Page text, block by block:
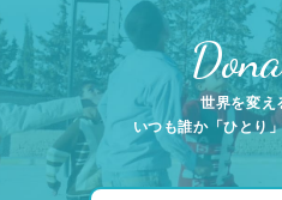
世界を変え
いつも誰か「ひとり